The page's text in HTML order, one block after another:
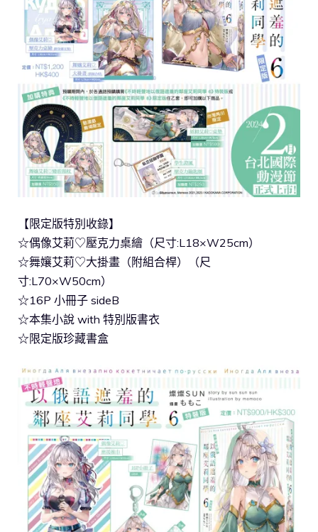
【限定版特別收錄】
☆偶像艾莉♡壓克力桌繪（尺寸:L18×W25cm）
☆舞孃艾莉♡大掛畫（附組合桿）（尺
寸:L70×W50cm）
☆16P 小冊子 sideB
☆本集小說 with 特別版書衣
☆限定版珍藏書盒